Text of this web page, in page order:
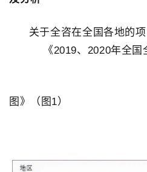
关于全咨在全国各地的
《2019、2020年全
务项目招
图》（图1）